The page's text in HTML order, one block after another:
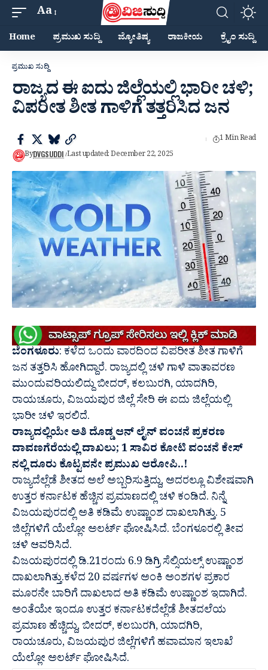
Aa
Home ಪ್ರಮುಖ ಸುದ್ದಿ ಜ್ಯೋತಿಷ್ಯ ರಾಜಕೀಯ ಕ್ರೈಂ ಸುದ್ದಿ
ಪ್ರಮುಖ ಸುದ್ದಿ
ರಾಜ್ಯದ ಈ ಐದು ಜಿಲ್ಲೆಯಲ್ಲಿ ಭಾರೀ ಚಳಿ;
ವಿಪರೀತ ಶೀತ ಗಾಳಿಗೆ ತತ್ತರಿಸಿದ ಜನ
ByDVGSUDDI Last updated: December 22, 2025
1 Min Read
ಬೆಂಗಳೂರು: ಕಳೆದ ಒಂದು ವಾರದಿಂದ ವಿಪರೀತ ಶೀತ ಗಾಳಿಗೆ
ಜನ ತತ್ತರಿಸಿ ಹೋಗಿದ್ದಾರೆ. ರಾಜ್ಯದಲ್ಲಿ ಚಳಿ ಗಾಳಿ ವಾತಾವರಣ
ಮುಂದುವರಿಯಲಿದ್ದು ಬೀದರ್, ಕಲಬುರಗಿ, ಯಾದಗಿರಿ,
ರಾಯಚೂರು, ವಿಜಯಪುರ ಜಿಲ್ಲೆ ಸೇರಿ ಈ ಐದು ಜಿಲ್ಲೆಯಲ್ಲಿ
ಭಾರೀ ಚಳಿ ಇರಲಿದೆ.
ರಾಜ್ಯದಲ್ಲಿಯೇ ಅತಿ ದೊಡ್ಡ ಆನ್ ಲೈನ್ ವಂಚನೆ ಪ್ರಕರಣ
ದಾವಣಗೆರೆಯಲ್ಲಿ ದಾಖಲು; 1 ಸಾವಿರ ಕೋಟಿ ವಂಚನೆ ಕೇಸ್
ನಲ್ಲಿ ದೂರು ಕೊಟ್ಟವನೇ ಪ್ರಮುಖ ಆರೋಪಿ..!
ರಾಜ್ಯದೆಲ್ಲೆಡೆ ಶೀತದ ಅಲೆ ಅಬ್ಬರಿಸುತ್ತಿದ್ದು, ಅದರಲ್ಲೂ ವಿಶೇಷವಾಗಿ
ಉತ್ತರ ಕರ್ನಾಟಕ ಹೆಚ್ಚಿನ ಪ್ರಮಾಣದಲ್ಲಿ ಚಳಿ ಕಂಡಿದೆ. ನಿನ್ನೆ
ವಿಜಯಪುರದಲ್ಲಿ ಅತಿ ಕಡಿಮೆ ಉಷ್ಣಾಂಶ ದಾಖಲಾಗಿತ್ತು. 5
ಜಿಲ್ಲೆಗಳಿಗೆ ಯೆಲ್ಲೋ ಅಲರ್ಟ್​ ಘೋಷಿಸಿದೆ. ಬೆಂಗಳೂರಲ್ಲಿ ತೀವ
ಚಳಿ ಆವರಿಸಿದೆ.
ವಿಜಯಪುರದಲ್ಲಿ ಡಿ.21ರಂದು 6.9 ಡಿಗ್ರಿ ಸೆಲ್ಸಿಯಲ್ಸ್ ಉಷ್ಣಾಂಶ
ದಾಖಲಾಗಿತ್ತು.ಕಳೆದ 20 ವರ್ಷಗಳ ಅಂಕಿ ಅಂಶಗಳ ಪ್ರಕಾರ
ಮೂರನೇ ಬಾರಿಗೆ ದಾಖಲಾದ ಅತಿ ಕಡಿಮೆ ಉಷ್ಣಾಂಶ ಇದಾಗಿದೆ.
ಅಂತೆಯೇ ಇಂದೂ ಉತ್ತರ ಕರ್ನಾಟಕದೆಲ್ಲೆಡೆ ಶೀತದಲೆಯ
ಪ್ರಮಾಣ ಹೆಚ್ಚಿದ್ದು, ಬೀದರ್, ಕಲಬುರಗಿ, ಯಾದಗಿರಿ,
ರಾಯಚೂರು, ವಿಜಯಪುರ ಜಿಲ್ಲೆಗಳಿಗೆ ಹವಾಮಾನ ಇಲಾಖೆ
ಯೆಲ್ಲೋ ಅಲರ್ಟ್​ ಘೋಷಿಸಿದೆ.